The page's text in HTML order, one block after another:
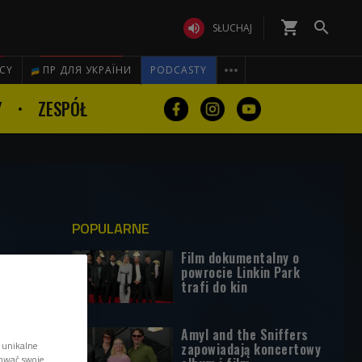
 SŁUCHAJ shopping_cart 
ПР ДЛЯ УКРАЇНИ PODCASTY 
ZESPÓŁ
POPULARNE
Film dokumentalny o
powrocie Linkin Park
trafi do kin
Amyl and the Sniffers
zapowiadają koncertowy
swoje